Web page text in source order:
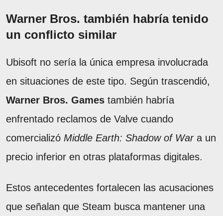
Warner Bros. también habría tenido
un conflicto similar
Ubisoft no sería la única empresa involucrada
en situaciones de este tipo. Según trascendió,
Warner Bros. Games también habría
enfrentado reclamos de Valve cuando
comercializó Middle Earth: Shadow of Wara un
precio inferior en otras plataformas digitales.
Estos antecedentes fortalecen las acusaciones
que señalan que Steam busca mantener una